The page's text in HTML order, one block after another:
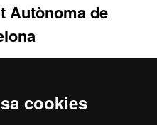
cookies
Autònoma de